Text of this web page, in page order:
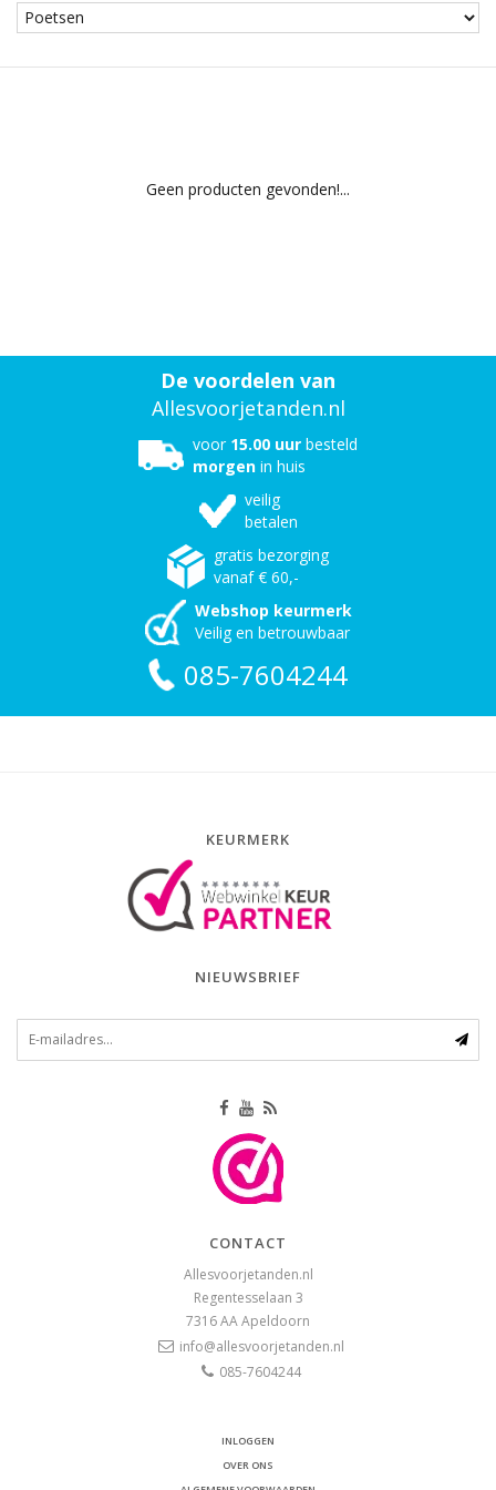
Geen producten gevonden!...
De voordelen van
Allesvoorjetanden.nl
voor 15.00 uur besteld
morgen in huis
veilig
betalen
gratis bezorging
vanaf € 60,-
Webshop keurmerk
Veilig en betrouwbaar
085-7604244
KEURMERK
NIEUWSBRIEF
CONTACT
Allesvoorjetanden.nl
Regentesselaan 3
7316 AAApeldoorn
info@allesvoorjetanden.nl
085-7604244
INLOGGEN
OVER ONS